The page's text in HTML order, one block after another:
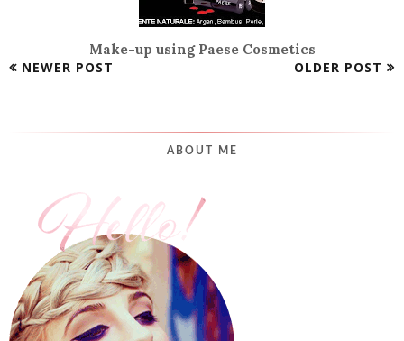
Make-up using Paese Cosmetics
NEWER POST
OLDER POST
ABOUT ME